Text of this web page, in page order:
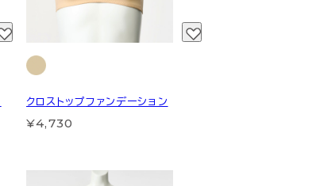
クロストップファンデーション
¥4,730